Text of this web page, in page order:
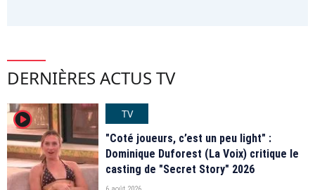
DERNIÈRES ACTUS TV
player2
TV
"Coté joueurs, c’est un peu light" :
Dominique Duforest (La Voix) critique le
casting de "Secret Story" 2026